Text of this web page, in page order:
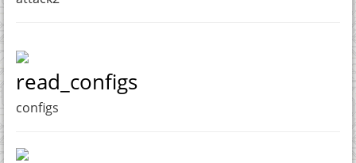
read_configs
configs